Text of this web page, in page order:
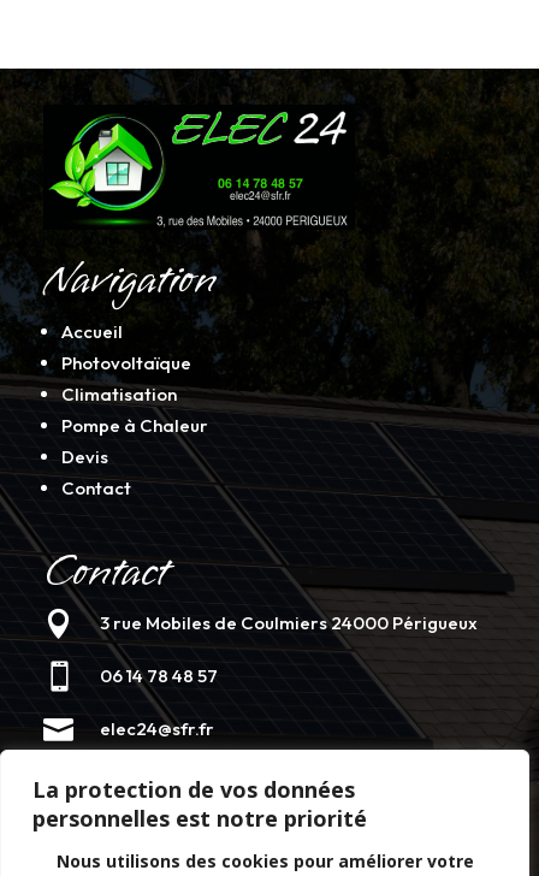
La protection de vos données
personnelles est notre priorité
Nous utilisons des cookies pour améliorer votre
Navigation
Accueil
Photovoltaïque
Climatisation
Pompe à Chaleur
Devis
Contact
Contact
 3 rue Mobiles de Coulmiers 24000 Périgueux
 06 14 78 48 57
 elec24@sfr.fr
A Propos de nous